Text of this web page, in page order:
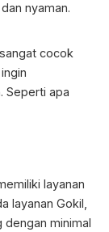
nyaman.
cocok
Seperti apa
layanan
layanan Gokil,
dengan minimal